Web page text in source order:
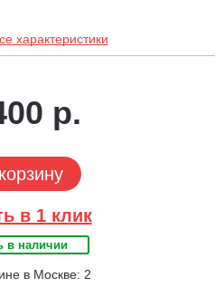
характеристики
р.
в 1 клик
в наличии
в Москве: 2